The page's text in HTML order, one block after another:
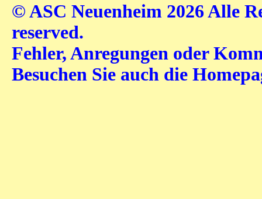
© ASC Neuenheim 2026 Alle
reserved.
Fehler, Anregungen oder
Besuchen Sie auch die